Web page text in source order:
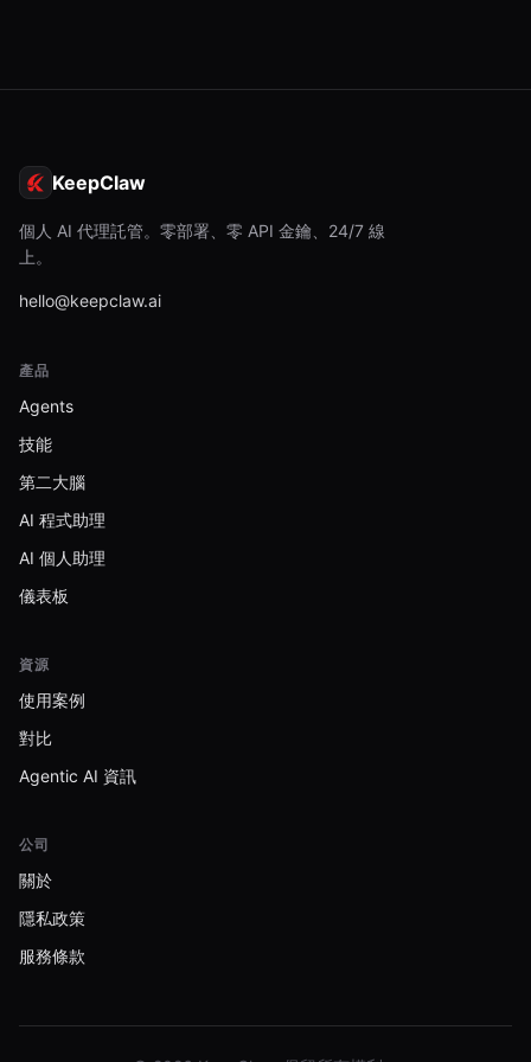
KeepClaw
個人 AI 代理託管。零部署、零 API 金鑰、24/7 線
上。
hello@keepclaw.ai
產品
Agents
技能
第二大腦
AI 程式助理
AI 個人助理
儀表板
資源
使用案例
對比
Agentic AI 資訊
公司
關於
隱私政策
服務條款